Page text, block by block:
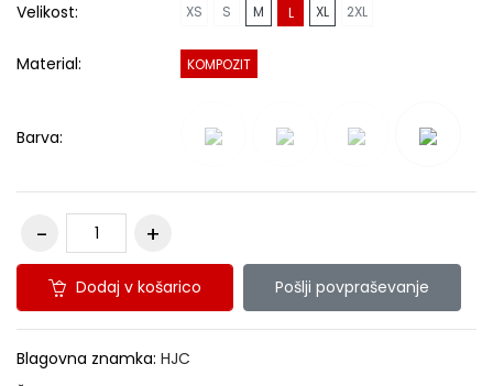
Velikost: XS S M L XL 2XL
Material: KOMPOZIT
Barva:
Dodaj v košarico Pošlji povpraševanje
Blagovna znamka: HJC